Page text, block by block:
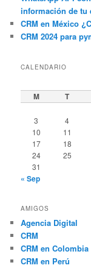
información de tu
CRM en México
CRM 2024 para
CALENDARIO
M T
3
4
10
11
17
18
24
25
31
« Sep
AMIGOS
Agencia Digital
CRM
CRM en Colombia
CRM en Perú